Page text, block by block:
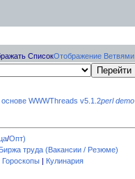
СписокОтображение Ветвями
WWWThreads v5.1.2perl demo
/Опт)
Биржа труда (Вакансии / Резюме)
Гороскопы | Кулинария